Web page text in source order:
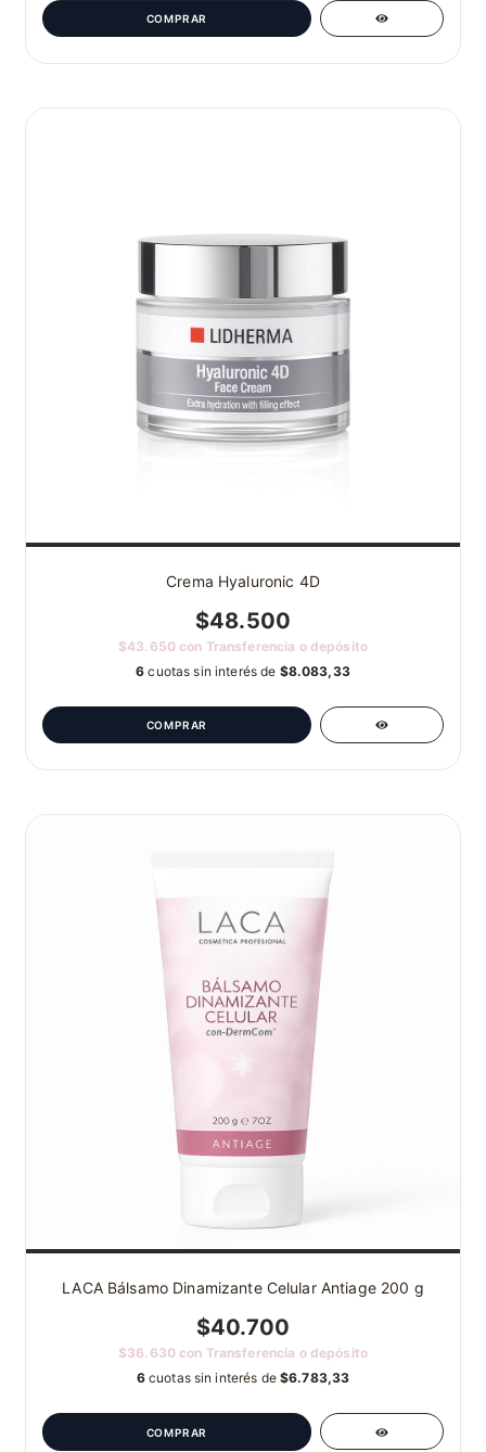
Crema Hyaluronic 4D
$48.500
$43.650con Transferencia o depósito
6 cuotas sin interés de $8.083,33
LACA Bálsamo Dinamizante Celular Antiage 200 g
$40.700
$36.630con Transferencia o depósito
6 cuotas sin interés de$6.783,33